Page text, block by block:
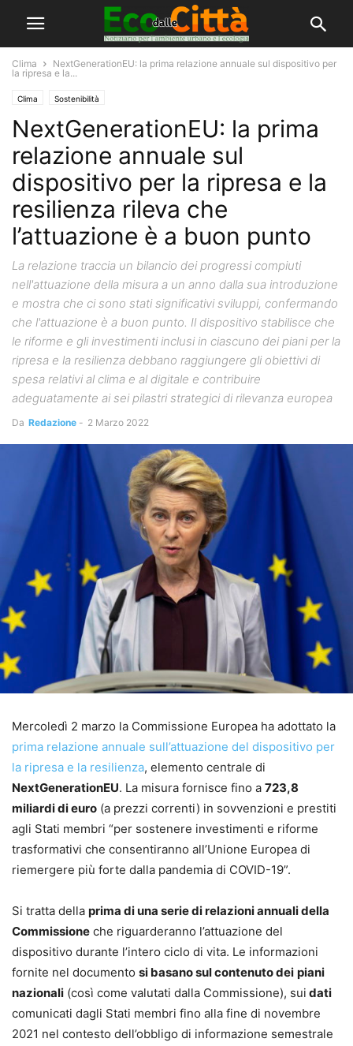
Clima
NextGenerationEU: la prima relazione annuale sul dispositivo per
la ripresa e la...
Clima Sostenibilità
NextGenerationEU: la prima
relazione annuale sul
dispositivo per la ripresa e la
resilienza rileva che
l’attuazione è a buon punto
La relazione traccia un bilancio dei progressi compiuti
nell'attuazione della misura a un anno dalla sua introduzione
e mostra che ci sono stati significativi sviluppi, confermando
che l'attuazione è a buon punto. Il dispositivo stabilisce che
le riforme e gli investimenti inclusi in ciascuno dei piani per la
ripresa e la resilienza debbano raggiungere gli obiettivi di
spesa relativi al clima e al digitale e contribuire
adeguatamente ai sei pilastri strategici di rilevanza europea
Da Redazione - 2 Marzo 2022
Mercoledì 2 marzo la Commissione Europea ha adottato la
prima relazione annuale sull’attuazione del dispositivo per
la ripresa e la resilienza, elemento centrale di
NextGenerationEU. La misura fornisce fino a 723,8
miliardi di euro (a prezzi correnti) in sovvenzioni e prestiti
agli Stati membri “per sostenere investimenti e riforme
trasformativi che consentiranno all’Unione Europea di
riemergere più forte dalla pandemia di COVID-19”.
Si tratta della prima di una serie di relazioni annuali della
Commissione che riguarderanno l’attuazione del
dispositivo durante l’intero ciclo di vita. Le informazioni
fornite nel documento si basano sul contenuto dei piani
nazionali (così come valutati dalla Commissione), sui dati
comunicati dagli Stati membri fino alla fine di novembre
2021 nel contesto dell’obbligo di informazione semestrale